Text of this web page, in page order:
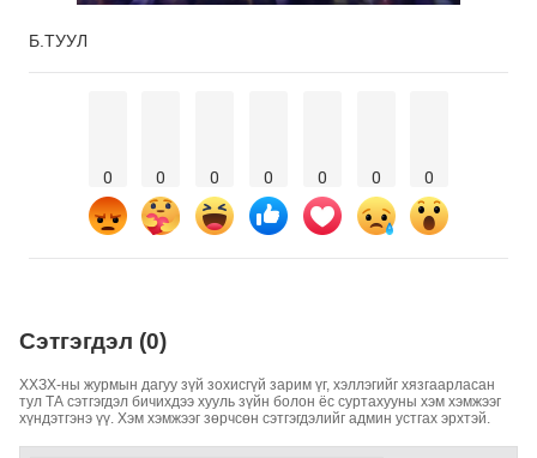
Б.ТУУЛ
0 0 0 0 0 0 0
Сэтгэгдэл (0)
ХХЗХ-ны журмын дагуу зүй зохисгүй зарим үг, хэллэгийг хязгаарласан
тул ТА сэтгэгдэл бичихдээ хууль зүйн болон ёс суртахууны хэм хэмжээг
хүндэтгэнэ үү. Хэм хэмжээг зөрчсөн сэтгэгдэлийг админ устгах эрхтэй.